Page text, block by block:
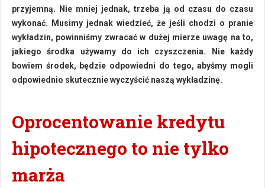
przyjemną. Nie mniej jednak, trzeba ją od czasu do czasu
wykonać. Musimy jednak wiedzieć, że jeśli chodzi o pranie
wykładzin, powinniśmy zwracać w dużej mierze uwagę na to,
jakiego środka używamy do ich czyszczenia. Nie każdy
bowiem środek, będzie odpowiedni do tego, abyśmy mogli
odpowiednio skutecznie wyczyścić naszą wykładzinę.
Oprocentowanie kredytu
hipotecznego to nie tylko
marża